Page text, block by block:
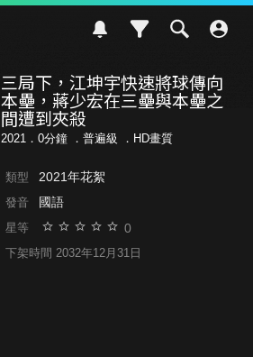
三局下，江坤宇快速將球傳向
本壘，蔣少宏在三壘與本壘之
間遭到夾殺
2021．0分鐘 ． 普遍級 ．HD畫質
類型 2021年花絮
發音 國語
星等 0
下架時間 2032年12月31日